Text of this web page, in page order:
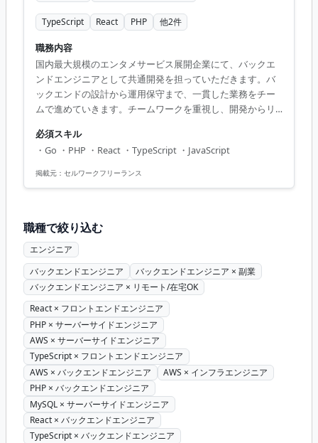
TypeScript React PHP 他2件
職務内容
国内最大規模のエンタメサービス展開企業にて、バックエ
ンドエンジニアとして共通開発を担っていただきます。バ
ックエンドの設計から運用保守まで、一貫した業務をチー
ムで進めていきます。チームワークを重視し、開発からリ
を行うことで、業務の幅を広げることができます。 ■ 業務
内容 ・バックエンドサービスの設計と開発 ・フロント領域
開発および管理画面の運用保守 ・基本的な開発業務の流れ
とWindowsの双方...
必須スキル
・Go ・PHP ・React ・TypeScript ・JavaScript
掲載元： セルワークフリーランス
職種で絞り込む
エンジニア
バックエンドエンジニア
バックエンドエンジニア × 副業
バックエンドエンジニア × リモート/在宅OK
React × フロントエンドエンジニア
PHP × サーバーサイドエンジニア
AWS × サーバーサイドエンジニア
TypeScript × フロントエンドエンジニア
AWS × バックエンドエンジニア
AWS × インフラエンジニア
PHP × バックエンドエンジニア
MySQL × サーバーサイドエンジニア
React × バックエンドエンジニア
TypeScript × バックエンドエンジニア